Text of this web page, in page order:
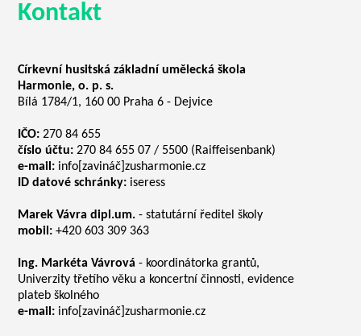
Kontakt
Církevní husitská základní umělecká škola
Harmonie, o. p. s.
Bílá 1784/1, 160 00 Praha 6 - Dejvice
IČO: 270 84 655
číslo účtu: 270 84 655 07 / 5500 (Raiffeisenbank)
e-mail: info[zavináč]zusharmonie.cz
ID datové schránky: iseress
Marek Vávra dipl.um. - statutární ředitel školy
mobil: +420 603 309 363
Ing. Markéta Vávrová - koordinátorka grantů,
Univerzity třetího věku a koncertní činnosti, evidence
plateb školného
e-mail: info[zavináč]zusharmonie.cz